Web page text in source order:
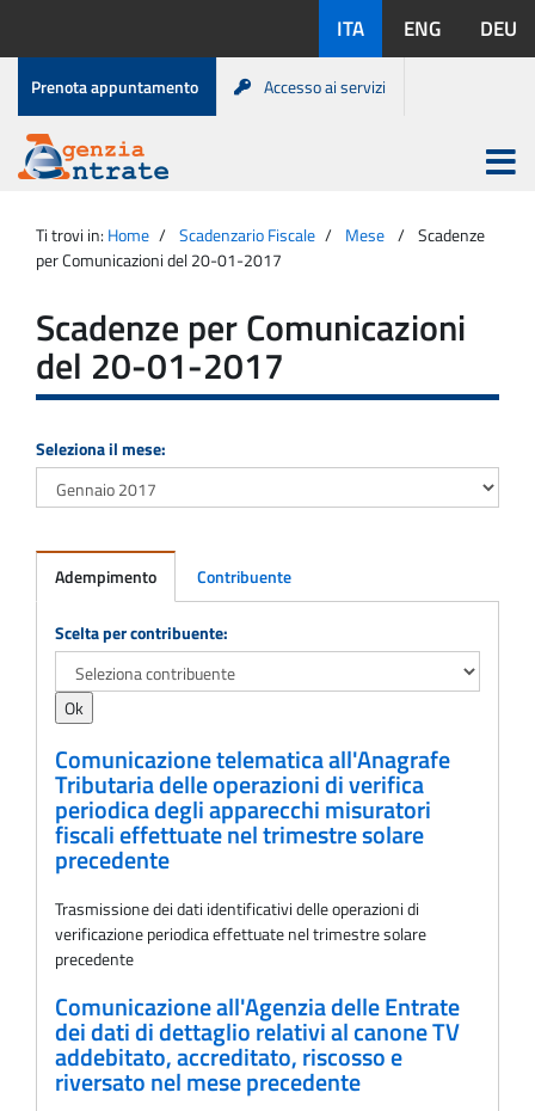
contenuto
disponibili:
ITA ENG DEU
Menu
di
servizio
Prenota appuntamento Accesso ai servizi
Agenzia
Entrate
Apri
menu
principale
Ti trovi in: Home Scadenzario Fiscale Mese
Scadenze
per Comunicazioni del 20-01-2017
Scadenze per Comunicazioni
del 20-01-2017
Seleziona il mese:
Adempimento Contribuente
Adempimento
Scelta per contribuente:
Comunicazione telematica all'Anagrafe
Tributaria delle operazioni di verifica
periodica degli apparecchi misuratori
fiscali effettuate nel trimestre solare
precedente
Trasmissione dei dati identificativi delle operazioni di
verificazione periodica effettuate nel trimestre solare
precedente
Comunicazione all'Agenzia delle Entrate
dei dati di dettaglio relativi al canone TV
addebitato, accreditato, riscosso e
riversato nel mese precedente